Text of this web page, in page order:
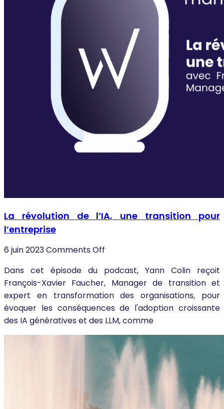
La révolution de l’IA, une transition pour
l’entreprise
6 juin 2023Comments Off
Dans cet épisode du podcast, Yann Colin reçoit
François-Xavier Faucher, Manager de transition et
expert en transformation des organisations, pour
évoquer les conséquences de l'adoption croissante
des IA génératives et des LLM, comme